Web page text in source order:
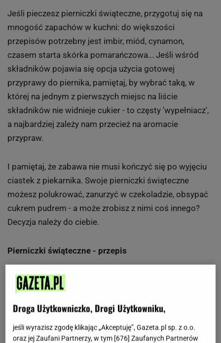
Jeśli pieczesz pierniczki świąteczne, przygotuj się na
mnogość zapachów w kuchni: do większości
przepisów potrzebny jest imbir, miód, cynamon,
czasem starta skórka pomarańczowa... Jeśli wśród
składników pojawia się opcja użycia gotowej
przyprawy do piernika, pamiętaj, by wybrać taką, w
której na jednym z pierwszych miejsc na liście
składników nie widnieje cukier - to częsty 'wypełniacz',
a najbardziej zależy nam przecież na aromacie
przypraw.
I pamiętaj, że zabawa nie musi kończyć się po wyjęciu
ciastek z piekarnika. Swoje pierniczki świąteczne
możesz polukrować, zanurzyć w czekoladzie, obsypać
cukrem pudrem - a może zrobisz z nimi coś innego?
Decyzja należy do ciebie.
Pierniczki świąteczne - przepis
Składniki:
125 g miękkiego masła
1/2 szkl. płynnego miodu
Droga Użytkowniczko, Drogi Użytkowniku,
jeśli wyrazisz zgodę klikając „Akceptuję”, Gazeta.pl sp. z o.o.
oraz jej Zaufani Partnerzy, w tym [676] Zaufanych Partnerów